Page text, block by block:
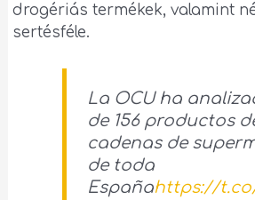
drogériás termékek, valamint
sertésféle.
La OCU ha
de 156 productos
cadenas de
de toda
Españahttps://t.co/